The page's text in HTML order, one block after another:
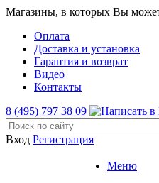
Магазины, в которых Вы
Оплата
Доставка и установка
Гарантия и возврат
Видео
Контакты
8 (495) 797 38 09
Вход Регистрация
Меню